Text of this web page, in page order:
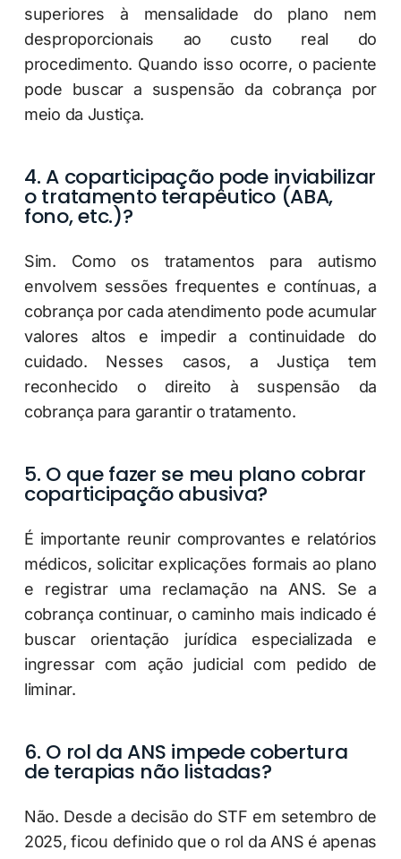
superiores à mensalidade do plano nem
desproporcionais ao custo real do
procedimento. Quando isso ocorre, o paciente
pode buscar a suspensão da cobrança por
meio da Justiça.
4. A coparticipação pode inviabilizar
o tratamento terapêutico (ABA,
fono, etc.)?
Sim. Como os tratamentos para autismo
envolvem sessões frequentes e contínuas, a
cobrança por cada atendimento pode acumular
valores altos e impedir a continuidade do
cuidado. Nesses casos, a Justiça tem
reconhecido o direito à suspensão da
cobrança para garantir o tratamento.
5. O que fazer se meu plano cobrar
coparticipação abusiva?
É importante reunir comprovantes e relatórios
médicos, solicitar explicações formais ao plano
e registrar uma reclamação na ANS. Se a
cobrança continuar, o caminho mais indicado é
buscar orientação jurídica especializada e
ingressar com ação judicial com pedido de
liminar.
6. O rol da ANS impede cobertura
de terapias não listadas?
Não. Desde a decisão do STF em setembro de
2025, ficou definido que o rol da ANS é apenas